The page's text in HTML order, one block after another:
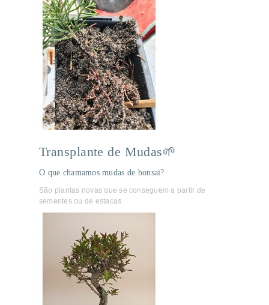
Transplante de Mudas🌱
O que chamamos mudas de bonsai?
São plantas novas que se conseguem a partir de
sementes ou de estacas.